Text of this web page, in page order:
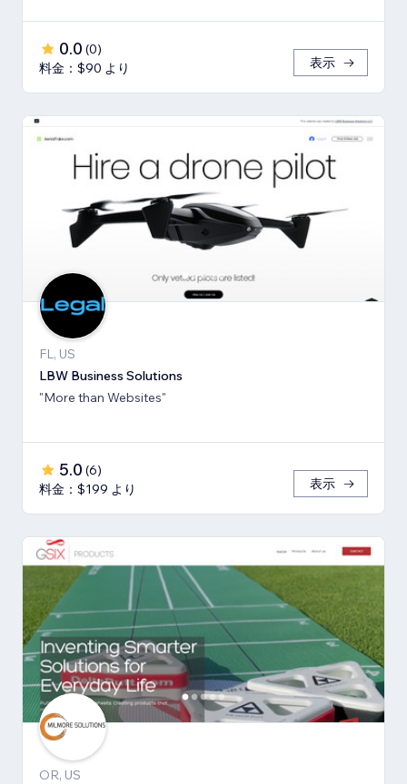
0.0 (0)
料金：$90 より
表示
FL, US
LBW Business Solutions
"More than Websites"
5.0 (6)
料金：$199 より
表示
OR, US